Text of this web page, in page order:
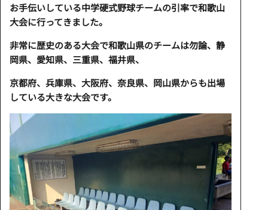
お手伝いしている中学硬式野球チームの引率で和歌山
大会に行ってきました。
非常に歴史のある大会で和歌山県のチームは勿論、静
岡県、愛知県、三重県、福井県、
京都府、兵庫県、大阪府、奈良県、岡山県からも出場
している大きな大会です。